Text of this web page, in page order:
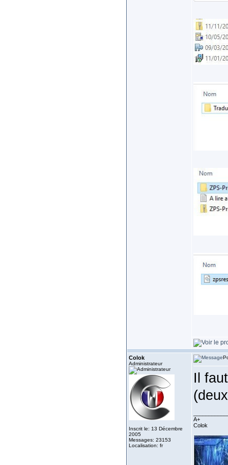
Colok
Administrateur
Inscrit le: 13 Décembre
2005
Messages: 23153
Localisation: fr
Il
A+
Colok